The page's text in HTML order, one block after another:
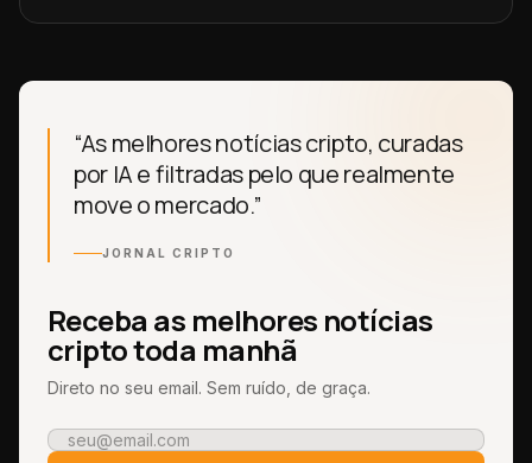
“As melhores notícias cripto, curadas
por IA e filtradas pelo que realmente
move o mercado.”
JORNAL CRIPTO
Receba as melhores notícias
cripto toda manhã
Direto no seu email. Sem ruído, de graça.